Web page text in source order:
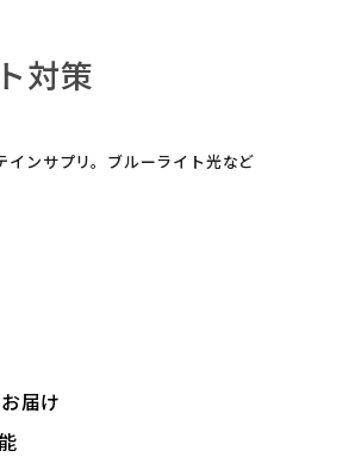
対策
ンサプリ。ブルーライト光など
届け